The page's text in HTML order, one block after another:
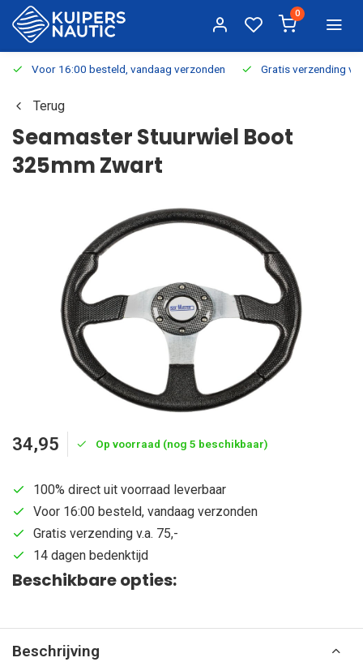
0
Voor 16:00 besteld, vandaag verzonden Gratis verzending
Terug
Seamaster Stuurwiel Boot
325mm Zwart
34,95 Op voorraad (nog 5 beschikbaar)
100% direct uit voorraad leverbaar
Voor 16:00 besteld, vandaag verzonden
Gratis verzending v.a. 75,-
14 dagen bedenktijd
Beschikbare opties:
Beschrijving